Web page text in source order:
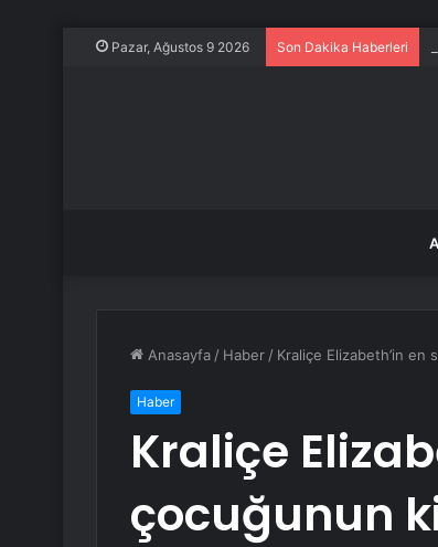
Pazar, Ağustos 9 2026 Son Dakika Haberleri
Anasayfa / Haber / Kraliçe Elizabeth’in en
Haber
Kraliçe
çocuğunun